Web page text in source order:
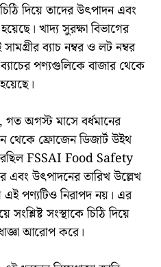
দিয়ে তাদের উৎপাদন এবং
খাদ্য সুরক্ষা বিভাগের
ব্যাচ নম্বর ও লট নম্বর
ব্যাচের পণ্যগুলিকে বাজার থেকে
অগস্ট মাসে বর্ধমানের
থেকে ফ্রোজেন ডিজার্ট উইথ
FSSAI Food Safety
উৎপাদনের তারিখ উল্লেখ
এই পণ্যটিও নিরাপদ নয়। এর
সংশ্লিষ্ট সংস্থাকে চিঠি দিয়ে
আরোপ করে।